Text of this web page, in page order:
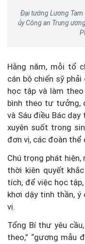
Đại tướng Lương Tam
ủy Công an Trung
Hằng năm, mỗi tổ
cán bộ chiến sỹ
học tập và làm
bình theo tư tưởng,
và Sáu điều Bác
xuyên suốt trong
đơn vị, các đoàn thể
Chú trọng phát
thời kiên quyết
tích, để việc học
khơi dậy tinh thần, ý
vị.
Tổng Bí thư yêu
theo,” “gương mẫu